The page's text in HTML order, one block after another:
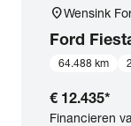
location_onWensink
Ford
64.488 km
€ 12.435*
Financieren